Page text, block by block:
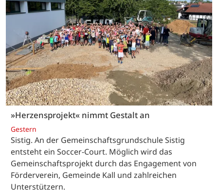
»Herzensprojekt« nimmt Gestalt an
Gestern
Sistig. An der Gemeinschaftsgrundschule Sistig
entsteht ein Soccer-Court. Möglich wird das
Gemeinschaftsprojekt durch das Engagement von
Förderverein, Gemeinde Kall und zahlreichen
Unterstützern.